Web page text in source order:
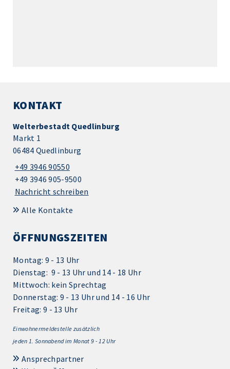
KONTAKT
Welterbestadt Quedlinburg
Markt 1
06484 Quedlinburg
+49 3946 90550
+49 3946 905-9500
Nachricht schreiben
Alle Kontakte
ÖFFNUNGSZEITEN
Montag: 9 - 13 Uhr
Dienstag: 9 - 13 Uhr und 14 - 18 Uhr
Mittwoch: kein Sprechtag
Donnerstag: 9 - 13 Uhr und 14 - 16 Uhr
Freitag: 9 - 13 Uhr
Einwohnermeldestelle zusätzlich
jeden 1. Sonnabend im Monat 9 - 12 Uhr
Ansprechpartner